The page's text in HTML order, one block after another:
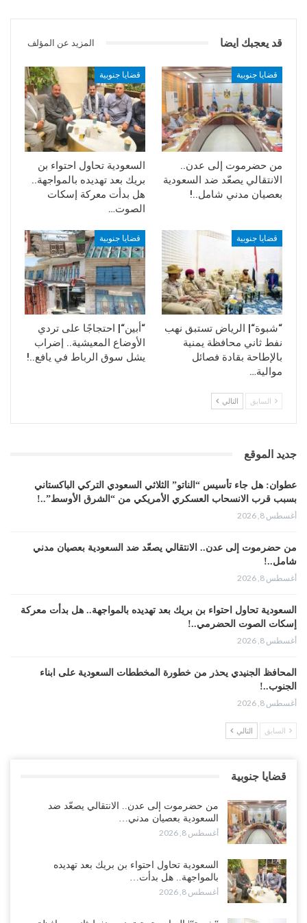
قد يعجبك ايضا المزيد عن المؤلف
قضايا جنوبية
من حضرموت إلى عدن..
الانتقالي يصعّد ضد السعودية
بعصيان مدني شامل..!
قضايا جنوبية
السعودية تحاول احتواء بن
بريك بعد تهديده بالمواجهة..
هل بدأت معركة إسكات
الصوت…
قضايا جنوبية
“شبوة“| الرياض تستبق نهب
نفط ثاني محافظة يمنية
بالإطاحة بقادة فصائل
موالية…
قضايا جنوبية
“أبين“| احتجاجًا على تردي
الأوضاع المعيشية.. إضراب
يشل سوق الرباط في يافع..!
السابق التالي
جديد الموقع
عطوان: هل جاء تأسيس “الناتو” الثلاثي السعودي التركي الباكستاني
بسبب قرب الانسحاب العسكري الأمريكي من “الشرق الأوسط”..!
أغسطس 8, 2026
من حضرموت إلى عدن.. الانتقالي يصعّد ضد السعودية بعصيان مدني
شامل..!
أغسطس 8, 2026
السعودية تحاول احتواء بن بريك بعد تهديده بالمواجهة.. هل بدأت معركة
إسكات الصوت الحضرمي..!
أغسطس 8, 2026
المحافظ الجنيدي يحذر من خطورة المخططات السعودية على ابناء
الجنوب..!
أغسطس 8, 2026
“تقرير“| تفوق استخباري يغيّر قواعد الاشتباك.. كيف أحبطت صنعاء
فصائل موالية للإمارات..!
أغسطس 7, 2026
“أبين“| احتجاجًا على تردي الأوضاع المعيشية.. إضراب يشل سوق الرباط
في يافع..!
أغسطس 7, 2026
السابق التالي
قضايا جنوبية
من حضرموت إلى عدن.. الانتقالي يصعّد ضد
السعودية بعصيان مدني…
أغسطس 8, 2026
السعودية تحاول احتواء بن بريك بعد تهديده
بالمواجهة.. هل بدأت…
أغسطس 8, 2026